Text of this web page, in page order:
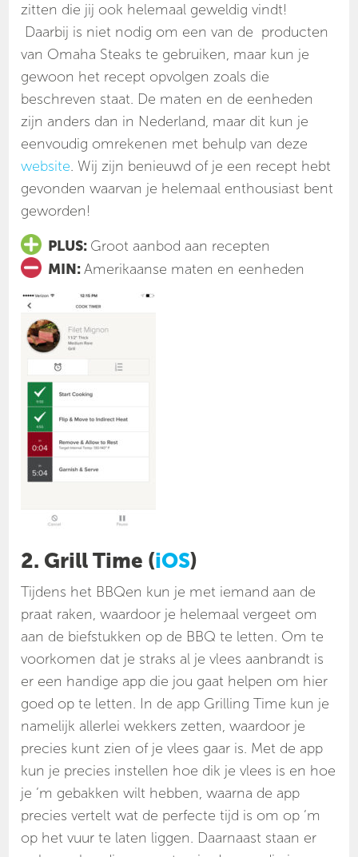
zitten die jij ook helemaal geweldig vindt!
Daarbij is niet nodig om een van de producten
van Omaha Steaks te gebruiken, maar kun je
gewoon het recept opvolgen zoals die
beschreven staat. De maten en de eenheden
zijn anders dan in Nederland, maar dit kun je
eenvoudig omrekenen met behulp van deze
website. Wij zijn benieuwd of je een recept hebt
gevonden waarvan je helemaal enthousiast bent
geworden!
PLUS: Groot aanbod aan recepten
MIN:Amerikaanse maten en eenheden
2. Grill Time (iOS)
Tijdens het BBQen kun je met iemand aan de
praat raken, waardoor je helemaal vergeet om
aan de biefstukken op de BBQ te letten. Om te
voorkomen dat je straks al je vlees aanbrandt is
er een handige app die jou gaat helpen om hier
goed op te letten. In de app Grilling Time kun je
namelijk allerlei wekkers zetten, waardoor je
precies kunt zien of je vlees gaar is. Met de app
kun je precies instellen hoe dik je vlees is en hoe
je ‘m gebakken wilt hebben, waarna de app
precies vertelt wat de perfecte tijd is om op ‘m
op het vuur te laten liggen. Daarnaast staan er